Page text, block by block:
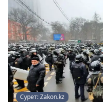
Сурет: Zakon.kz